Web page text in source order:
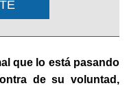
que lo está pasando
de su voluntad,